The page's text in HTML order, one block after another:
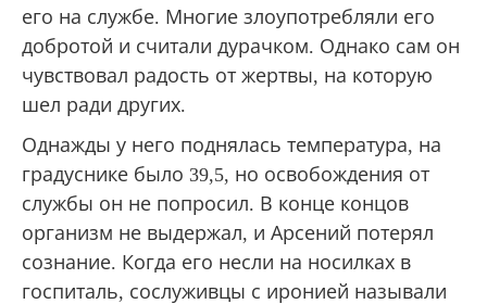
его на службе. Многие злоупотребляли его
добротой и считали дурачком. Однако сам он
чувствовал радость от жертвы, на которую
шел ради других.
Однажды у него поднялась температура, на
градуснике было 39,5, но освобождения от
службы он не попросил. В конце концов
организм не выдержал, и Арсений потерял
сознание. Когда его несли на носилках в
госпиталь, сослуживцы с иронией называли